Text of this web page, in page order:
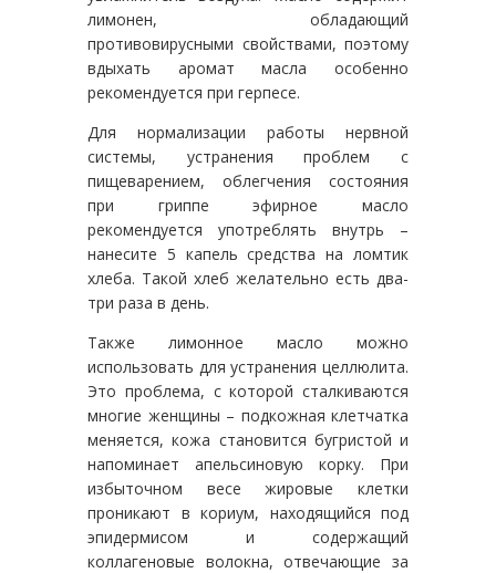
лимонен, обладающий
противовирусными свойствами, поэтому
вдыхать аромат масла особенно
рекомендуется при герпесе.
Для нормализации работы нервной
системы, устранения проблем с
пищеварением, облегчения состояния
при гриппе эфирное масло
рекомендуется употреблять внутрь –
нанесите 5 капель средства на ломтик
хлеба. Такой хлеб желательно есть два-
три раза в день.
Также лимонное масло можно
использовать для устранения целлюлита.
Это проблема, с которой сталкиваются
многие женщины – подкожная клетчатка
меняется, кожа становится бугристой и
напоминает апельсиновую корку. При
избыточном весе жировые клетки
проникают в кориум, находящийся под
эпидермисом и содержащий
коллагеновые волокна, отвечающие за